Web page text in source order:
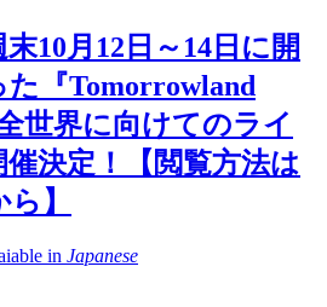
10月12日～14日に開
た『Tomorrowland
世界に向けてのライ
催決定！【閲覧方法は
】
in Japanese